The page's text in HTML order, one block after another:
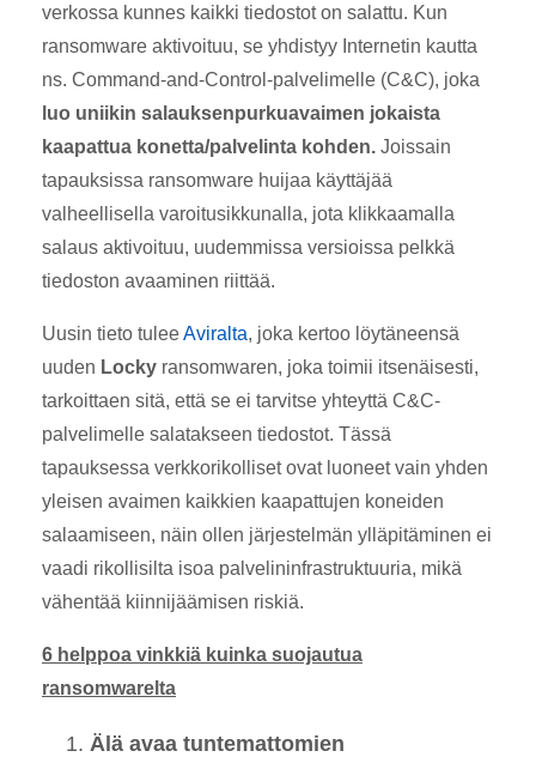
verkossa kunnes kaikki tiedostot on salattu. Kun
ransomware aktivoituu, se yhdistyy Internetin kautta
ns. Command-and-Control-palvelimelle (C&C), joka
luo uniikin salauksenpurkuavaimen jokaista
kaapattua konetta/palvelinta kohden. Joissain
tapauksissa ransomware huijaa käyttäjää
valheellisella varoitusikkunalla, jota klikkaamalla
salaus aktivoituu, uudemmissa versioissa pelkkä
tiedoston avaaminen riittää.
Uusin tieto tuleeAviralta, joka kertoo löytäneensä
uuden Locky ransomwaren, joka toimii itsenäisesti,
tarkoittaen sitä, että se ei tarvitse yhteyttä C&C-
palvelimelle salatakseen tiedostot. Tässä
tapauksessa verkkorikolliset ovat luoneet vain yhden
yleisen avaimen kaikkien kaapattujen koneiden
salaamiseen, näin ollen järjestelmän ylläpitäminen ei
vaadi rikollisilta isoa palvelininfrastruktuuria, mikä
vähentää kiinnijäämisen riskiä.
6 helppoa vinkkiä kuinka suojautua
ransomwarelta
Älä avaa tuntemattomien